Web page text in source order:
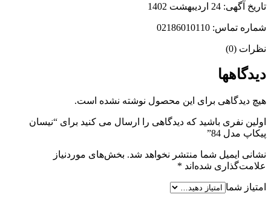
تاریخ آگهی: 24 اردیبهشت 1402
شماره تماس: 02186010110
نظرات (0)
دیدگاهها
هیچ دیدگاهی برای این محصول نوشته نشده است.
اولین نفری باشید که دیدگاهی را ارسال می کنید برای “نیسان
پیکاپ مدل 84”
نشانی ایمیل شما منتشر نخواهد شد. بخش‌های موردنیاز
علامت‌گذاری شده‌اند *
امتیاز شما